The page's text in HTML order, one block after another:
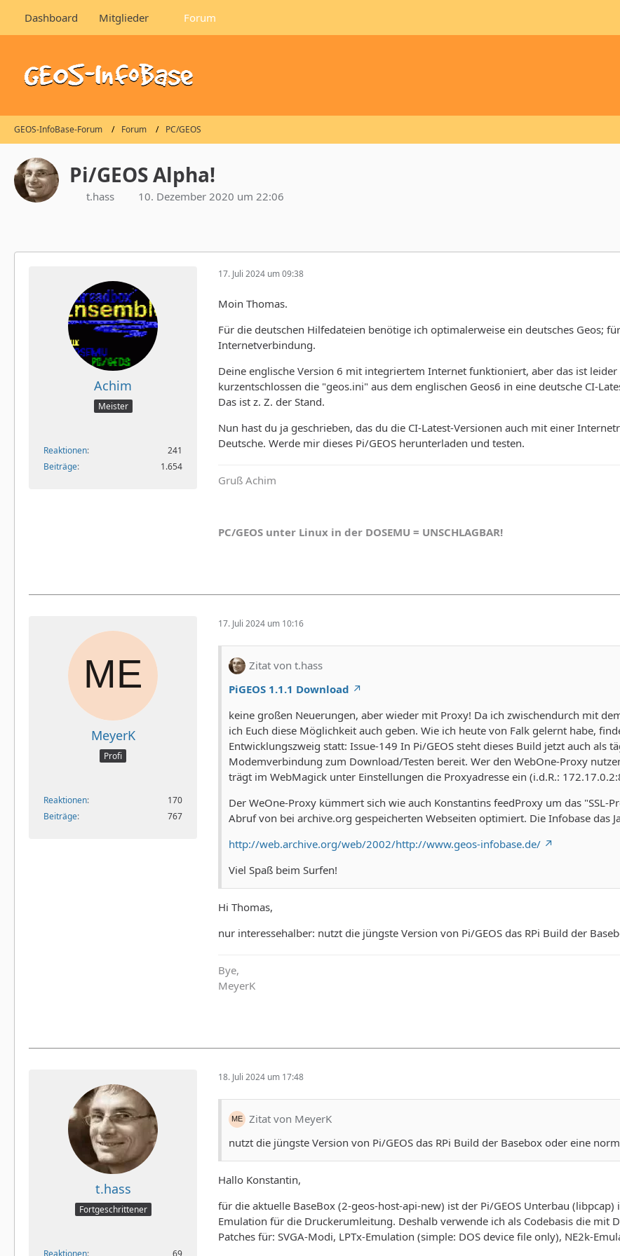
Dashboard Mitglieder Forum
GEOS-InfoBase-Forum Forum PC/GEOS
Pi/GEOS Alpha!
t.hass 10. Dezember 2020 um 22:06
Achim
Meister
Reaktionen
241
Beiträge
1.654
17. Juli 2024 um 09:38
Moin Thomas.
Für die deutschen Hilfedateien benötige ich optimalerweise ein deutsches Geos;
Internetverbindung.
Deine englische Version 6 mit integriertem Internet funktioniert, aber das ist
kurzentschlossen die "geos.ini" aus dem englischen Geos6 in eine deutsche CI-
Das ist z. Z. der Stand.
Nun hast du ja geschrieben, das du die CI-Latest-Versionen auch mit einer
Deutsche. Werde mir dieses Pi/GEOS herunterladen und testen.
Gruß Achim
PC/GEOS unter Linux in der DOSEMU = UNSCHLAGBAR!
MeyerK
Profi
Reaktionen
170
Beiträge
767
17. Juli 2024 um 10:16
Zitat von t.hass
PiGEOS 1.1.1 Download
keine großen Neuerungen, aber wieder mit Proxy! Da ich zwischendurch mit
ich Euch diese Möglichkeit auch geben. Wie ich heute von Falk gelernt habe,
Entwicklungszweig statt: Issue-149 In Pi/GEOS steht dieses Build jetzt auch
Modemverbindung zum Download/Testen bereit. Wer den WebOne-Proxy
trägt im WebMagick unter Einstellungen die Proxyadresse ein (i.d.R.:
Der WeOne-Proxy kümmert sich wie auch Konstantins feedProxy um das
Abruf von bei archive.org gespeicherten Webseiten optimiert. Die Infobase das
http://web.archive.org/web/2002/http://www.geos-infobase.de/
Viel Spaß beim Surfen!
Hi Thomas,
nur interessehalber: nutzt die jüngste Version von Pi/GEOS das RPi Build der
Bye,
MeyerK
t.hass
Fortgeschrittener
Reaktionen 69
18. Juli 2024 um 17:48
Zitat von MeyerK
nutzt die jüngste Version von Pi/GEOS das RPi Build der Basebox oder eine
Hallo Konstantin,
für die aktuelle BaseBox (2-geos-host-api-new) ist der Pi/GEOS Unterbau
Emulation für die Druckerumleitung. Deshalb verwende ich als Codebasis die mit
Patches für: SVGA-Modi, LPTx-Emulation (simple: DOS device file only), NE2k-